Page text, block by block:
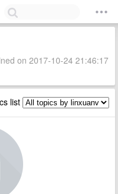
on 2017-10-24 21:46:17
list